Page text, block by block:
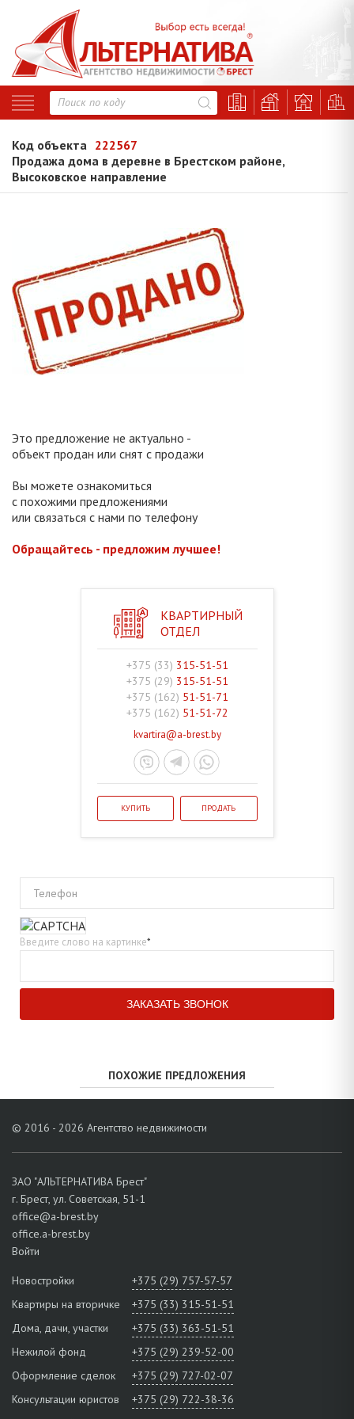
Код объекта 222567
Продажа дома в деревне в Брестском районе,
Высоковское направление
Это предложение не актуально -
объект продан или снят с продажи
Вы можете ознакомиться
с похожими предложениями
или связаться с нами по телефону
Обращайтесь - предложим лучшее!
КВАРТИРНЫЙ
ОТДЕЛ
+375 (33) 315-51-51
+375 (29) 315-51-51
+375 (162) 51-51-71
+375 (162) 51-51-72
kvartira@a-brest.by
КУПИТЬ ПРОДАТЬ
Телефон
Введите слово на картинке*
ПОХОЖИЕ ПРЕДЛОЖЕНИЯ
© 2016 - 2026 Агентство недвижимости
ЗАО "АЛЬТЕРНАТИВА Брест"
г. Брест, ул. Советская, 51-1
office@a-brest.by
office.a-brest.by
Войти
Новостройки
+375 (29) 757-57-57
Квартиры на вторичке
+375 (33) 315-51-51
Дома, дачи, участки
+375 (33) 363-51-51
Нежилой фонд
+375 (29) 239-52-00
Оформление сделок
+375 (29) 727-02-07
Консультации юристов
+375 (29) 722-38-36